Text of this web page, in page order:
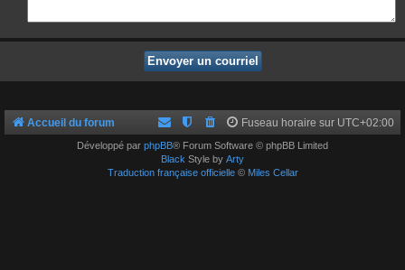
Accueil du forum Fuseau horaire sur UTC+02:00
Développé par phpBB® Forum Software © phpBB Limited
Black Style by Arty
Traduction française officielle© Miles Cellar